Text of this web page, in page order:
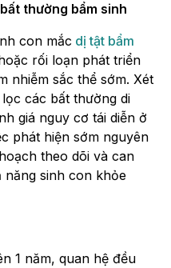
thường bẩm sinh
con mắc dị tật bẩm
rối loạn phát triển
nhiễm sắc thể sớm. Xét
các bất thường di
giá nguy cơ tái diễn ở
phát hiện sớm nguyên
theo dõi và can
năng sinh con khỏe
1 năm, quan hệ đều